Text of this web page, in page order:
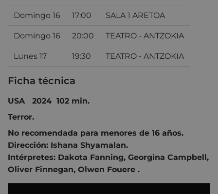
Domingo 16 17:00 SALA 1 ARETOA
Domingo 16 20:00 TEATRO - ANTZOKIA
Lunes 17 19:30 TEATRO - ANTZOKIA
Ficha técnica
USA 2024 102 min.
Terror.
No recomendada para menores de 16 años.
Dirección: Ishana Shyamalan.
Intérpretes: Dakota Fanning, Georgina Campbell,
Oliver Finnegan, Olwen Fouere .